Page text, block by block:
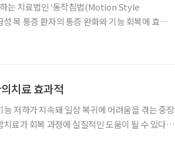
는 치료법인 ‘동작침법(Motion Style
통증 환자의 통증 완화와 기능 회복에 효과
치료 효과적
저하가 지속돼 일상 복귀에 어려움을 겪는 중장
료가 회복 과정에 실질적인 도움이 될 수 있다는